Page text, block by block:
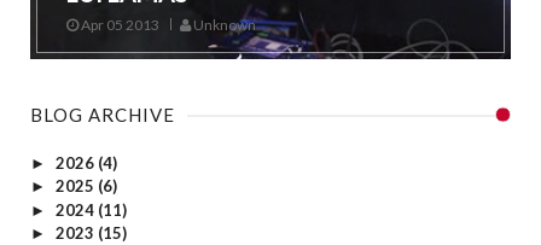
Apr 05 2013 Unknown
BLOG ARCHIVE
► 2026 (4)
► 2025 (6)
► 2024 (11)
► 2023 (15)